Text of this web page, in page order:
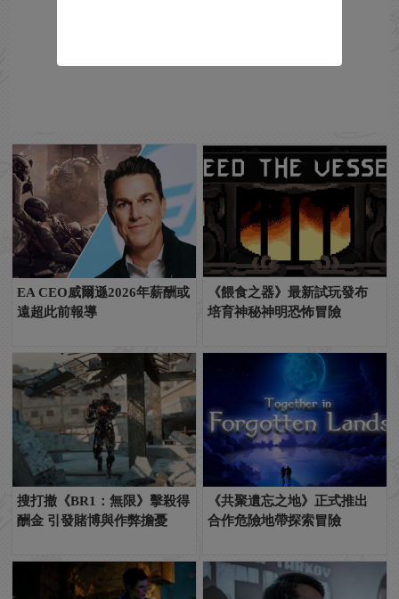
EA CEO威爾遜2026年薪酬或
遠超此前報導
《餵食之器》最新試玩發布
培育神秘神明恐怖冒險
搜打撤《BR1：無限》擊殺得
酬金 引發賭博與作弊擔憂
《共聚遺忘之地》正式推出
合作危險地帶探索冒險